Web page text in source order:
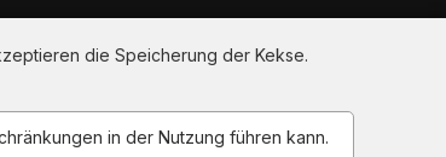
die Speicherung der Kekse.
in der Nutzung führen kann.
Copy Right Reserved by AdClips.TV @ 2026